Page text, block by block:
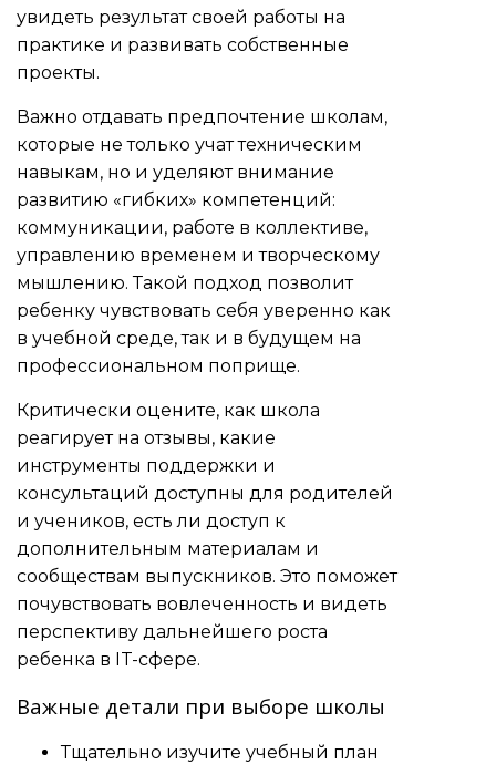
увидеть результат своей работы на
практике и развивать собственные
проекты.
Важно отдавать предпочтение школам,
которые не только учат техническим
навыкам, но и уделяют внимание
развитию «гибких» компетенций:
коммуникации, работе в коллективе,
управлению временем и творческому
мышлению. Такой подход позволит
ребенку чувствовать себя уверенно как
в учебной среде, так и в будущем на
профессиональном поприще.
Критически оцените, как школа
реагирует на отзывы, какие
инструменты поддержки и
консультаций доступны для родителей
и учеников, есть ли доступ к
дополнительным материалам и
сообществам выпускников. Это поможет
почувствовать вовлеченность и видеть
перспективу дальнейшего роста
ребенка в IT-сфере.
Важные детали при выборе школы
Тщательно изучите учебный план